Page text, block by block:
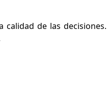
de las decisiones.